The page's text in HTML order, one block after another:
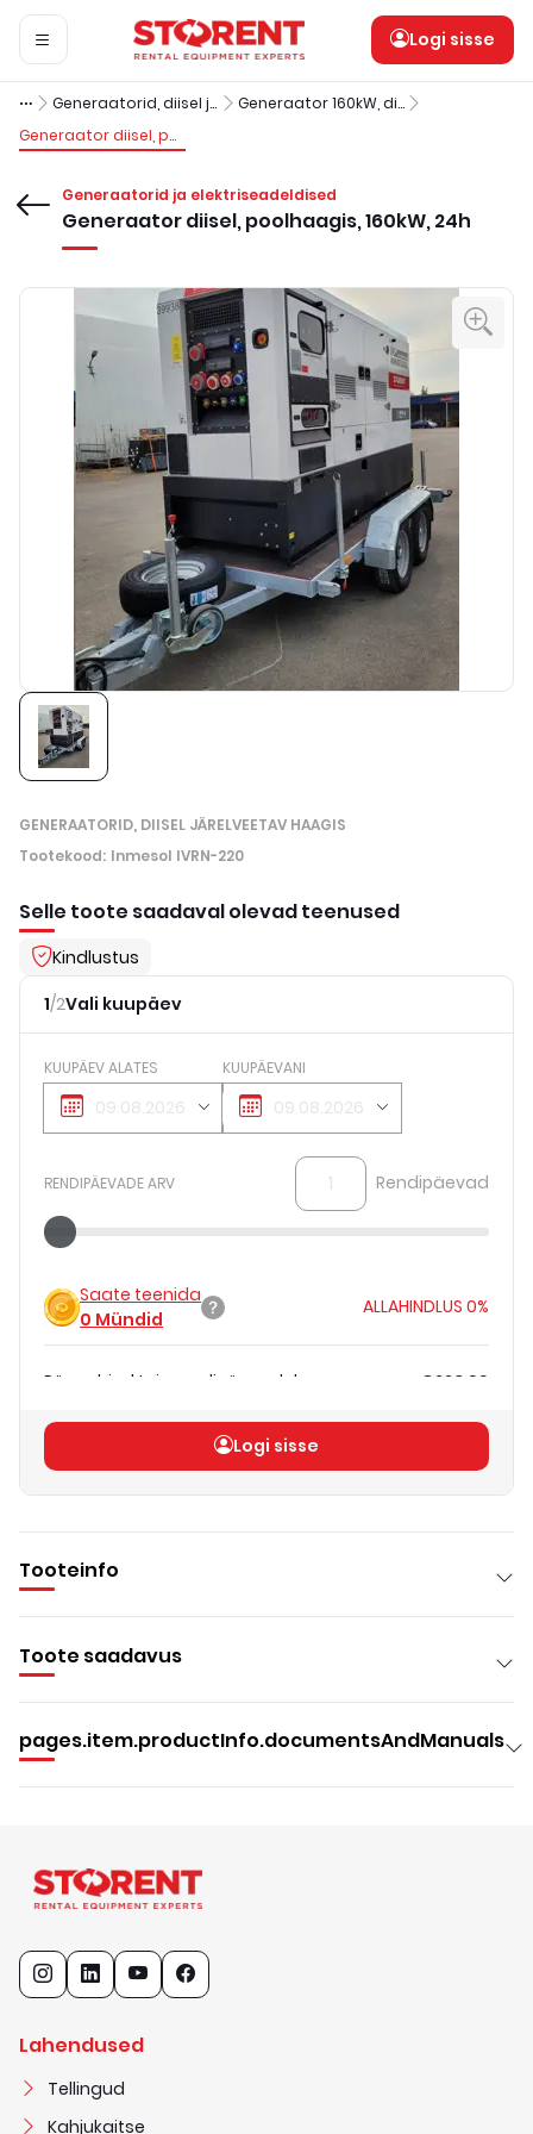
Logi sisse
Generaatorid, diisel järelveetav haagis
Generaator 160kW, diisel, poolhaagis
Generaator diisel, poolhaagis, 160kW, 24h
Generaatorid ja elektriseadeldised
Generaator diisel, poolhaagis, 160kW, 24h
GENERAATORID, DIISEL JÄRELVEETAV HAAGIS
Tootekood: Inmesol IVRN-220
Selle toote saadaval olevad teenused
Kindlustus
1/2Vali kuupäev
KUUPÄEV ALATES KUUPÄEVANI
RENDIPÄEVADE ARV Rendipäevad
Saate teenida
0 Mündid
ALLAHINDLUS 0%
Päevahind teie rendipäevadele €223.00
ilma KM-ta)Logi sisse
Tooteinfo
Toote saadavus
pages.item.productInfo.documentsAndManuals
Lahendused
Tellingud
Kahjukaitse